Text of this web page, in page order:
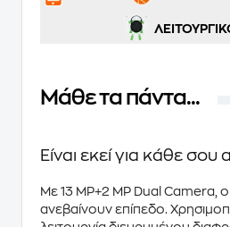
Μάθε τα πάντα...
Είναι εκεί για κάθε σου
Με 13 MP+2 MP Dual Camera ,
ανεβαίνουν επίπεδο.